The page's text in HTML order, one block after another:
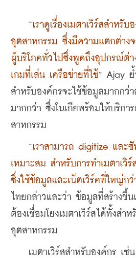
“เราดูเรื่องเมตาเวิร์สสำหรั
อุตสาหกรรม ซึ่งมีความแตกต่างจ
ผู้บริโภคทั่วไปซึ่งพูดถึงอุปกรณ์ต่
เกมที่เล่น เครือข่ายที่ใช้” Ajay ย้
สำหรับองค์กรจะใช้ข้อมูลมากกว่า
มากกว่า ซึ่งโนเกียพร้อมให้บริกา
สาหกรรม
“เราสามารถ digitize และซั
เหมาะสม สำหรับการทำเมตาเวิ
ซึ่งใช้ข้อมูลและเน็ตเวิร์คที่ใหญ่กว่
ไทยกล่าวและว่า ข้อมูลที่สร้างขึ้น
ต้องเชื่อมโยงเมตาเวิร์สได้ทั้งสำ
อุตสาหกรรม
เมตาเวิร์สสำหรับองค์กร เช่น